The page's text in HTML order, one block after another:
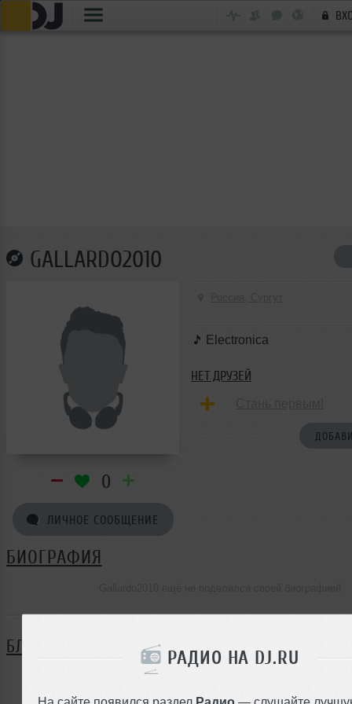
РАДИО НА DJ.RU
На сайте появился раздел Радио — слушайте
GALLARDO2010
0
ЛИЧНОЕ СООБЩЕНИЕ
Electronica
НЕТ ДРУЗЕЙ
БИОГРАФИЯ
БЛОГ